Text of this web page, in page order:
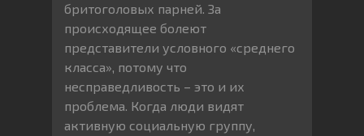
бритоголовых парней. За
происходящее болеют
представители условного «среднего
класса», потому что
несправедливость – это и их
проблема. Когда люди видят
активную социальную группу,